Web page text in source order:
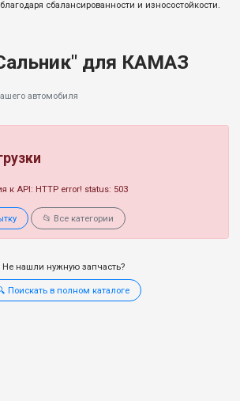
сбалансированности и износостойкости.
для КАМАЗ
автомобиля
к API: HTTP error! status: 503
📂 Все категории
Не нашли нужную запчасть?
Поискать в полном каталоге